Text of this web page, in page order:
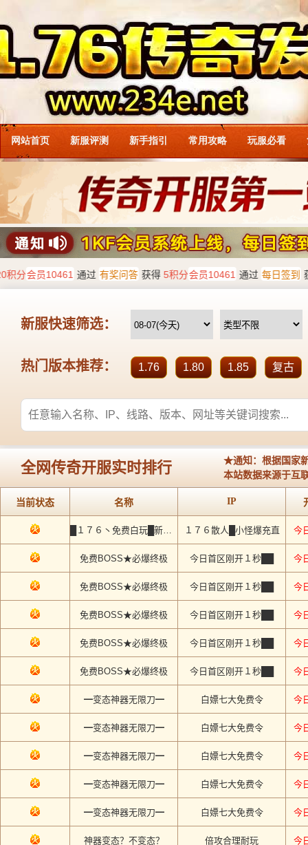
网站首页 新服评测 新手指引 常用攻略 玩服必看